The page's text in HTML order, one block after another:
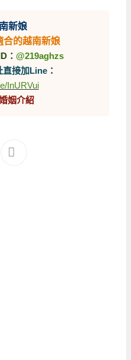
新娘
合的越南新娘
： @219aghzs
接加Line：
InURVui
姻介紹